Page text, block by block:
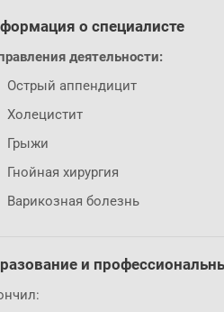
о специалисте
деятельности:
Острый аппендицит
Холецистит
Грыжи
Гнойная хирургия
Варикозная болезнь
и